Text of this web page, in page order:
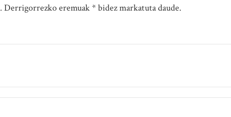
Derrigorrezko eremuak * bidez markatuta daude.